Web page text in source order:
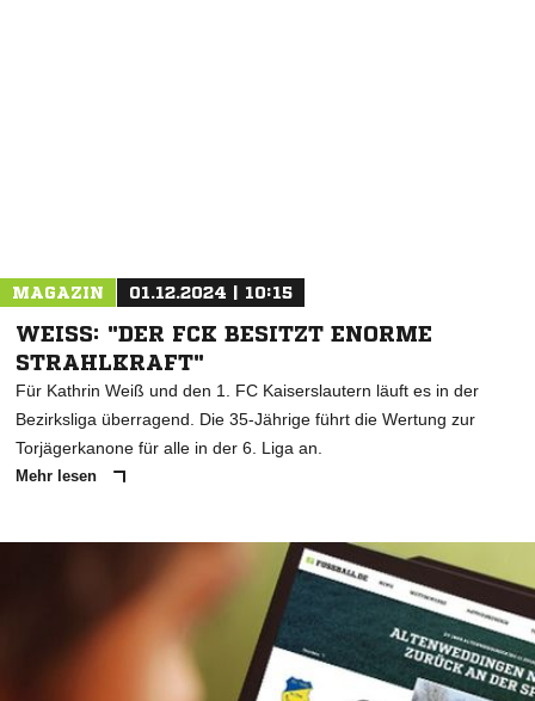
MAGAZIN 01.12.2024 | 10:15
WEISS: "DER FCK BESITZT ENORME S
TRAHLKRAFT"
Für Kathrin Weiß und den 1. FC Kaiserslautern läuft es in der
Bezirksliga überragend. Die 35-Jährige führt die Wertung zur
Torjägerkanone für alle in der 6. Liga an.
Mehr lesen